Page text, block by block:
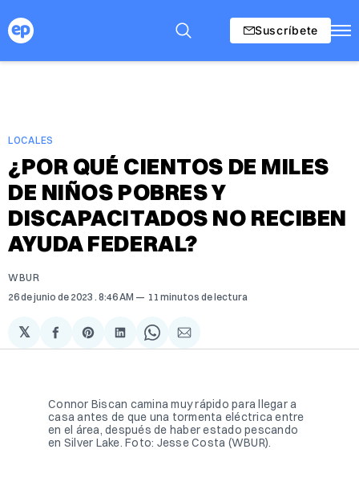
Suscríbete
LOCALES
¿POR QUÉ CIENTOS DE MILES
DE NIÑOS POBRES Y
DISCAPACITADOS NO RECIBEN
AYUDA FEDERAL?
WBUR
26 de junio de 2023 . 8:46 AM 11 minutos de lectura
𝕏
Compartir
en
Share
on
Compartir
en
Share
on
Compartir
via
Connor Biscan camina muy rápido para llegar a
casa antes de que una tormenta eléctrica entre
en el área, después de haber estado pescando
en Silver Lake. Foto: Jesse Costa (WBUR).